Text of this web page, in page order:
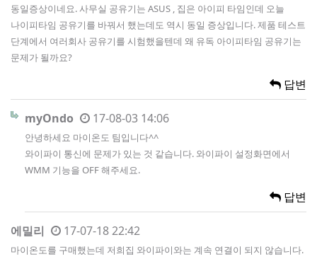
동일증상이네요. 사무실 공유기는 ASUS , 집은 아이피 타임인데 오늘
나이피타임 공유기를 바꿔서 했는데도 역시 동일 증상입니다. 제품 테스트
단계에서 여러회사 공유기를 시험했을텐데 왜 유독 아이피타임 공유기는
문제가 될까요?
답변
myOndo 17-08-03 14:06
안녕하세요 마이온도 팀입니다^^
와이파이 통신에 문제가 있는 것 같습니다. 와이파이 설정화면에서
WMM 기능을 OFF 해주세요.
답변
에밀리 17-07-18 22:42
마이온도를 구매했는데 저희집 와이파이와는 계속 연결이 되지 않습니다.